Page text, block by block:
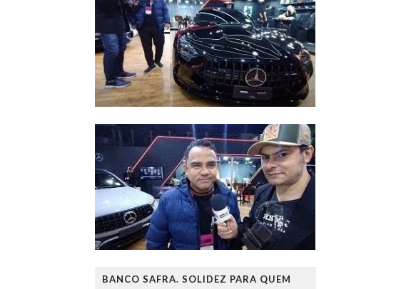
BANCO SAFRA. SOLIDEZ PARA QUEM